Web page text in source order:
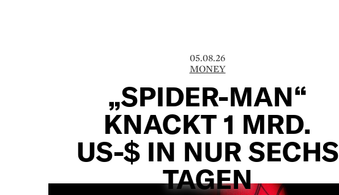
05.08.26
MONEY
„SPIDER-MAN“
KNACKT 1 MRD.
US-$ IN NUR SECHS
TAGEN